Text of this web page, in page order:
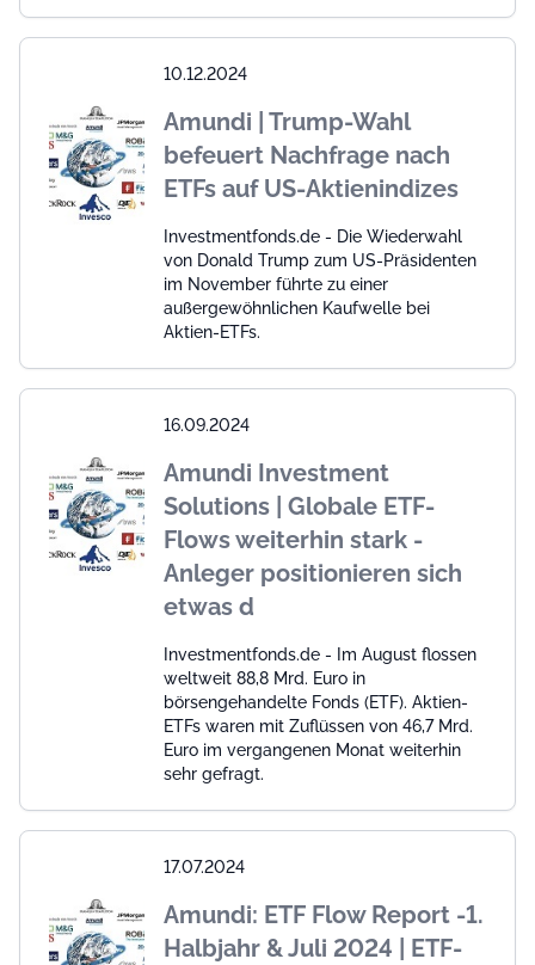
10.12.2024
Amundi | Trump-Wahl
befeuert Nachfrage nach
ETFs auf US-Aktienindizes
Investmentfonds.de - Die Wiederwahl
von Donald Trump zum US-Präsidenten
im November führte zu einer
außergewöhnlichen Kaufwelle bei
Aktien-ETFs.
16.09.2024
Amundi Investment
Solutions | Globale ETF-
Flows weiterhin stark -
Anleger positionieren sich
etwas d
Investmentfonds.de - Im August flossen
weltweit 88,8 Mrd. Euro in
börsengehandelte Fonds (ETF). Aktien-
ETFs waren mit Zuflüssen von 46,7 Mrd.
Euro im vergangenen Monat weiterhin
sehr gefragt.
17.07.2024
Amundi: ETF Flow Report -1.
Halbjahr & Juli 2024 | ETF-